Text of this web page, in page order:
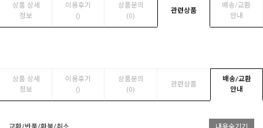
상품 상세
정보
이용후기
()
상품문의
(0)
관련상품
배송/교환
안내
상품 상세
정보
이용후기
()
상품문의
(0)
관련상품
배송/교환
안내